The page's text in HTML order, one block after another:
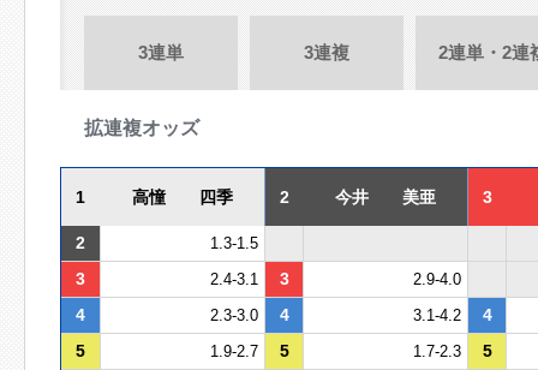
3連単 3連複 2連単・2連
拡連複オッズ
1 高憧 四季 2 今井 美亜 3
2 1.3-1.5
3 2.4-3.1 3 2.9-4.0
4 2.3-3.0 4 3.1-4.2
4
5
1.9-2.7 5 1.7-2.3
5